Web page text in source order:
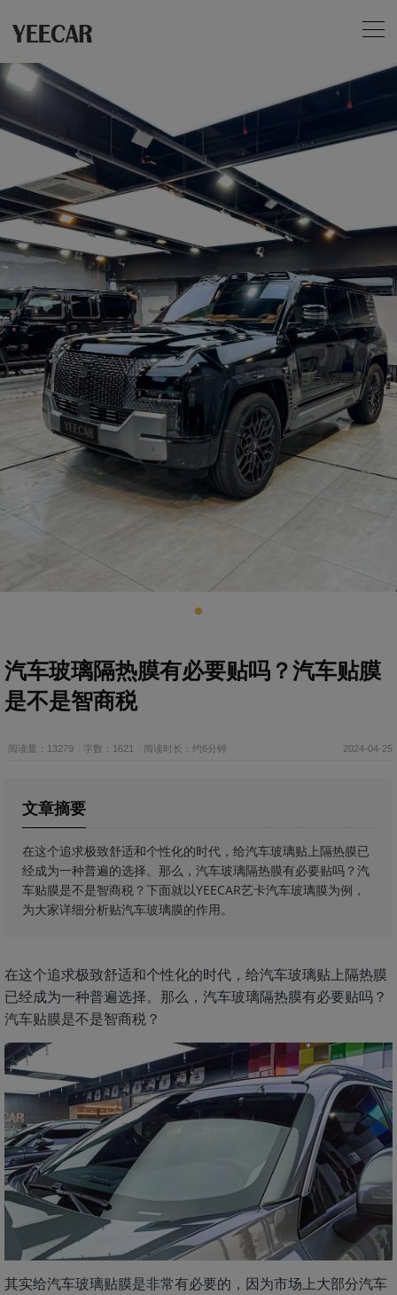
汽车玻璃隔热膜有必要贴吗？汽车贴膜
是不是智商税
阅读量：13279 字数：1621 阅读时长：约6分钟 2024-04-25
文章摘要
在这个追求极致舒适和个性化的时代，给汽车玻璃贴上隔热膜已
经成为一种普遍的选择。那么，汽车玻璃隔热膜有必要贴吗？汽
车贴膜是不是智商税？下面就以YEECAR艺卡汽车玻璃膜为例，
为大家详细分析贴汽车玻璃膜的作用。
在这个追求极致舒适和个性化的时代，给汽车玻璃贴上隔热膜
已经成为一种普遍选择。那么，汽车玻璃隔热膜有必要贴吗？
汽车贴膜是不是智商税？
其实给汽车玻璃贴膜是非常有必要的，因为市场上大部分汽车